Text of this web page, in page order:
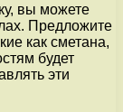
вы можете
Предложите
как сметана,
будет
эти